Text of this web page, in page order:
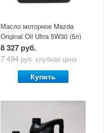
Масло моторное Mazda
Original Oil Ultra 5W30 (5л)
8 327 руб.
7 494 руб. клубная цена
Купить